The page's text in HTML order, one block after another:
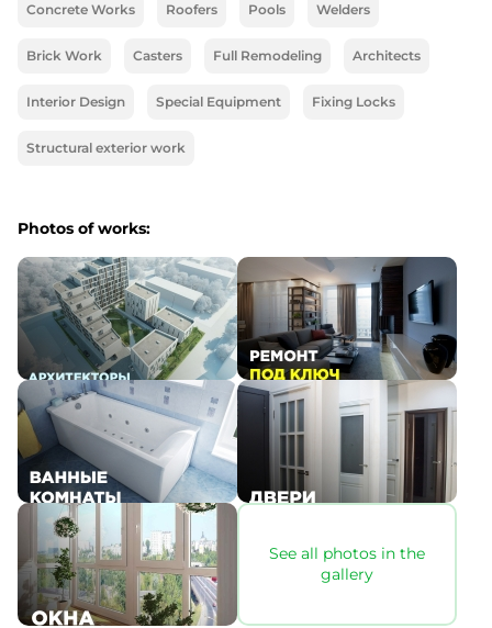
Concrete Works Roofers Pools Welders
Brick Work Casters Full Remodeling Architects
Interior Design Special Equipment Fixing Locks
Structural exterior work
Photos of works:
See all photos in the
gallery